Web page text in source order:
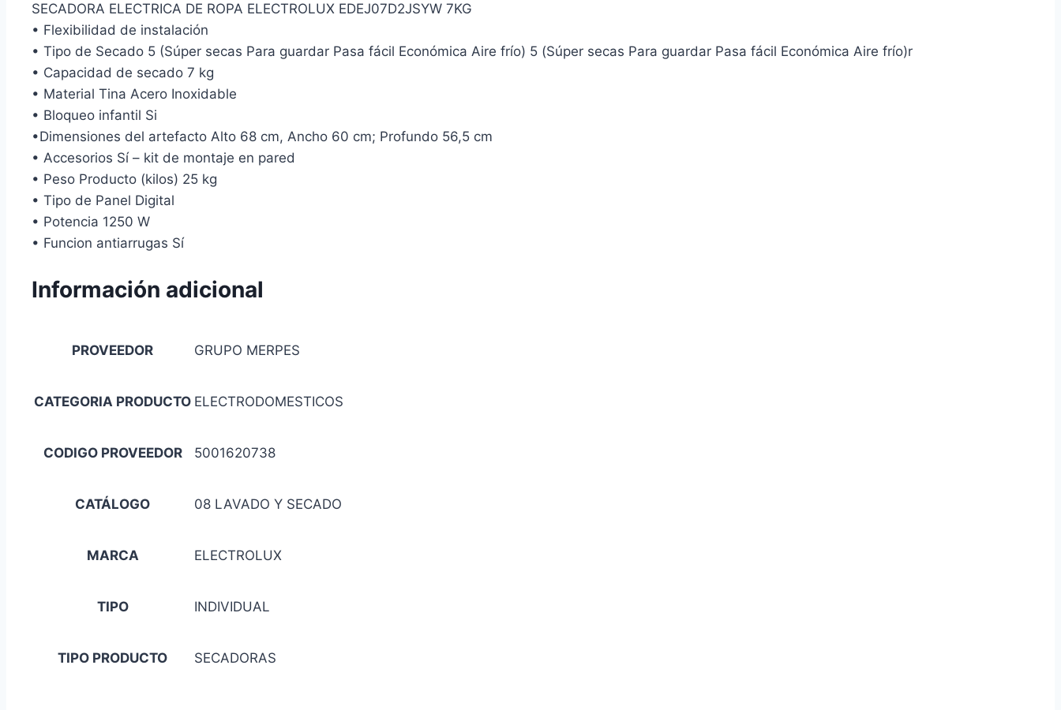
SECADORA ELECTRICA DE ROPA ELECTROLUX EDEJ07D2JSYW 7KG
• Flexibilidad de instalación
• Tipo de Secado 5 (Súper secas Para guardar Pasa fácil Económica Aire frío) 5 (Súper secas Para guardar Pasa fácil Económica Aire frío)r
• Capacidad de secado 7 kg
• Material Tina Acero Inoxidable
• Bloqueo infantil Si
•Dimensiones del artefacto Alto 68 cm, Ancho 60 cm; Profundo 56,5 cm
• Accesorios Sí – kit de montaje en pared
• Peso Producto (kilos) 25 kg
• Tipo de Panel Digital
• Potencia 1250 W
• Funcion antiarrugas Sí
Información adicional
PROVEEDOR GRUPO MERPES
CATEGORIA PRODUCTO ELECTRODOMESTICOS
CODIGO PROVEEDOR 5001620738
CATÁLOGO 08 LAVADO Y SECADO
MARCA ELECTROLUX
TIPO INDIVIDUAL
TIPO PRODUCTO SECADORAS